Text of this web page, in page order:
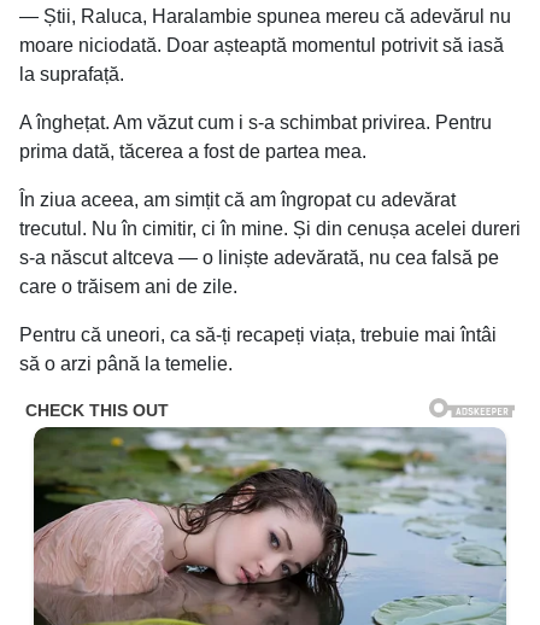
— Știi, Raluca, Haralambie spunea mereu că adevărul nu
moare niciodată. Doar așteaptă momentul potrivit să iasă
la suprafață.
A înghețat. Am văzut cum i s-a schimbat privirea. Pentru
prima dată, tăcerea a fost de partea mea.
În ziua aceea, am simțit că am îngropat cu adevărat
trecutul. Nu în cimitir, ci în mine. Și din cenușa acelei dureri
s-a născut altceva — o liniște adevărată, nu cea falsă pe
care o trăisem ani de zile.
Pentru că uneori, ca să-ți recapeți viața, trebuie mai întâi
să o arzi până la temelie.